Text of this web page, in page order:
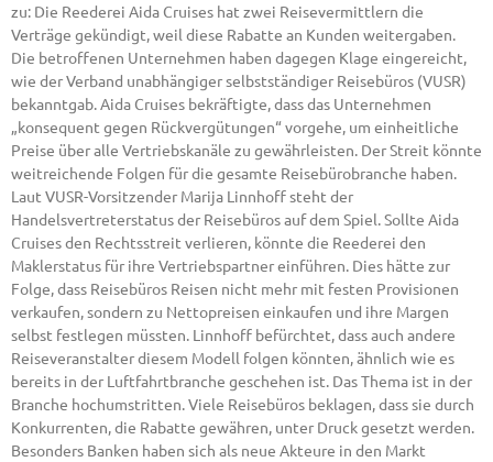
zu: Die Reederei Aida Cruises hat zwei Reisevermittlern die
Verträge gekündigt, weil diese Rabatte an Kunden weitergaben.
Die betroffenen Unternehmen haben dagegen Klage eingereicht,
wie der Verband unabhängiger selbstständiger Reisebüros (VUSR)
bekanntgab. Aida Cruises bekräftigte, dass das Unternehmen
„konsequent gegen Rückvergütungen“ vorgehe, um einheitliche
Preise über alle Vertriebskanäle zu gewährleisten. Der Streit könnte
weitreichende Folgen für die gesamte Reisebürobranche haben.
Laut VUSR-Vorsitzender Marija Linnhoff steht der
Handelsvertreterstatus der Reisebüros auf dem Spiel. Sollte Aida
Cruises den Rechtsstreit verlieren, könnte die Reederei den
Maklerstatus für ihre Vertriebspartner einführen. Dies hätte zur
Folge, dass Reisebüros Reisen nicht mehr mit festen Provisionen
verkaufen, sondern zu Nettopreisen einkaufen und ihre Margen
selbst festlegen müssten. Linnhoff befürchtet, dass auch andere
Reiseveranstalter diesem Modell folgen könnten, ähnlich wie es
bereits in der Luftfahrtbranche geschehen ist. Das Thema ist in der
Branche hochumstritten. Viele Reisebüros beklagen, dass sie durch
Konkurrenten, die Rabatte gewähren, unter Druck gesetzt werden.
Besonders Banken haben sich als neue Akteure in den Markt